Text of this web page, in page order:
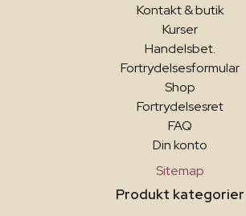
Kontakt & butik
Kurser
Handelsbet.
Fortrydelsesformular
Shop
Fortrydelsesret
FAQ
Din konto
Sitemap
Produkt kategorier